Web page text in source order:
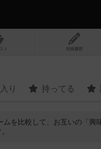
ト 投稿履歴
り 持ってる
を比較して、お互いの「